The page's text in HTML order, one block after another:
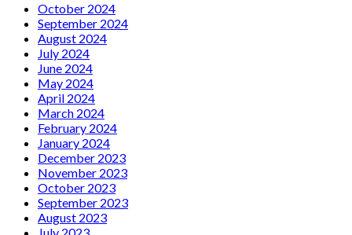
October 2024
September 2024
August 2024
July 2024
June 2024
May 2024
April 2024
March 2024
February 2024
January 2024
December 2023
November 2023
October 2023
September 2023
August 2023